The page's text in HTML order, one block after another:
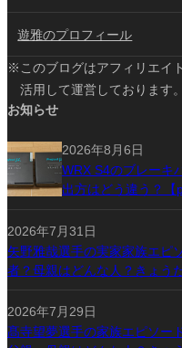
遊雅のプロフィール
※このブログはアフィリエイ
活用して運営しております。
お知らせ
2026年8月6日
WRX S4のブレーキ
出方はどう違う？【
2026年7月31日
矢野雅哉選手の実家家族エピ
者？母親はどんな人？きょう
2026年7月29日
髙寺望夢選手の家族エピソー